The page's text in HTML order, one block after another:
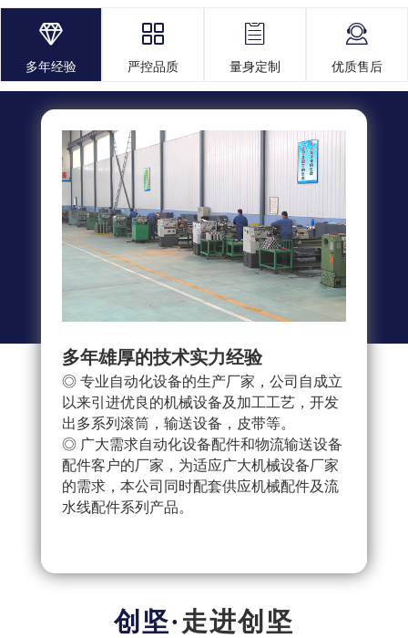

多年经验

严控品质

量身定制

优质售后
多年雄厚的技术实力经验
◎ 专业自动化设备的生产厂家，公司自成立
以来引进优良的机械设备及加工工艺，开发
出多系列滚筒，输送设备，皮带等。
◎ 广大需求自动化设备配件和物流输送设备
配件客户的厂家，为适应广大机械设备厂家
的需求，本公司同时配套供应机械配件及流
水线配件系列产品。
走进创坚